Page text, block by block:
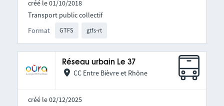
créé le 01/10/2018
Format GTFS gtfs-rt
Transport public collectif
Réseau urbain Le 37
CC Entre Bièvre et Rhône
créé le 02/12/2025